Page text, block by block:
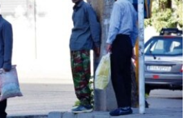
فرهنگ و زندگی
حقوق شهروندی
اقتصادی
علم و فناوری
اسرائیل در جنگ
مستندها
انتخابات ریاست جمهوری آمریکا ۲۰۲۴
حمله جمهوری اسلامی به اسرائیل
رمز مهسا
ورزش زنان در ایران
دنبال کنید
زبانهای مختلف